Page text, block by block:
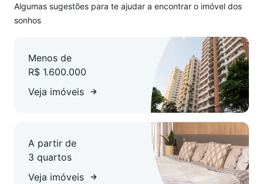
- 02 vagas de garagem individuais e cobertas.
- Andar alto, 1 apartamento por andar.
CONDOMÍNIO:
- Salão de festas e espaço gourmet.
- Playground e bicicletário.
- Condomínio exclusivo, apenas 15 unidades.
Algumas sugestões para te ajudar a encontrar o imóvel dos
sonhos
Menos de
R$ 1.600.000
Veja imóveis
A partir de
3 quartos
Veja imóveis